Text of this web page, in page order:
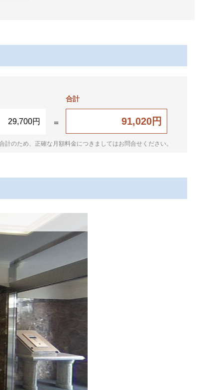
29,700円
合計
91,020円
計のため、正確な月額料金につきましてはお問合せください。